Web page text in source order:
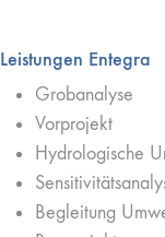
Leistungen Entegra
Grobanalyse
Vorprojekt
Hydrologische
Begleitung